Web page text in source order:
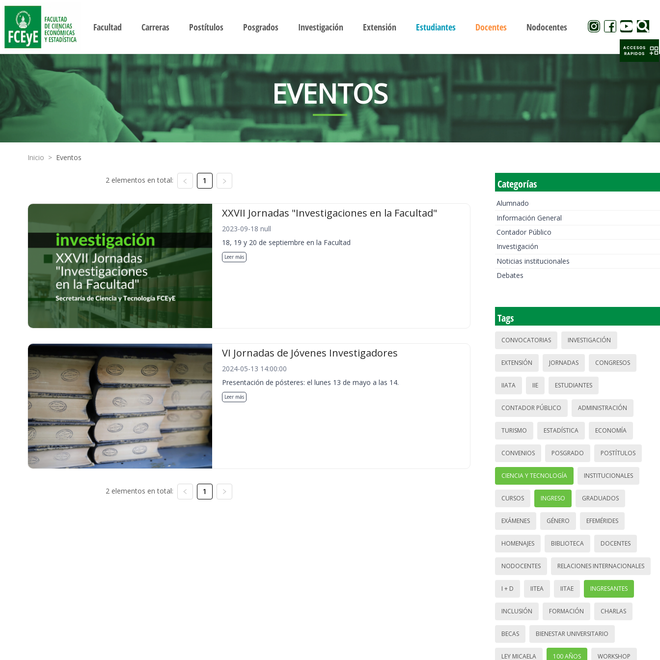
Facultad Carreras Postítulos Posgrados Investigación Extensión Estudiantes Docentes Nodocentes
EVENTOS
Inicio > Eventos
2 elementos en total: 1
XXVII Jornadas "Investigaciones en la Facultad"
2023-09-18 null
18, 19 y 20 de septiembre en la Facultad
Leer más
VI Jornadas de Jóvenes Investigadores
2024-05-13 14:00:00
Presentación de pósteres: el lunes 13 de mayo a las 14.
Leer más
2 elementos en total: 1
Categorías
Alumnado
Información General
Contador Público
Investigación
Noticias institucionales
Debates
Tags
CONVOCATORIAS INVESTIGACIÓN
EXTENSIÓN JORNADAS CONGRESOS
IIATA IIE ESTUDIANTES
CONTADOR PÚBLICO ADMINISTRACIÓN
TURISMO ESTADÍSTICA ECONOMÍA
CONVENIOS POSGRADO POSTÍTULOS
CIENCIA Y TECNOLOGÍA INSTITUCIONALES
CURSOS INGRESO GRADUADOS
EXÁMENES GÉNERO EFEMÉRIDES
HOMENAJES BIBLIOTECA DOCENTES
NODOCENTES RELACIONES INTERNACIONALES
I + D IITEA IITAE INGRESANTES
INCLUSIÓN FORMACIÓN CHARLAS
BECAS BIENESTAR UNIVERSITARIO
LEY MICAELA 100 AÑOS WORKSHOP
ACCESOS
RAPIDOS